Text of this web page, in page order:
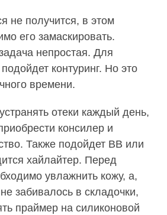
не получится, в этом
его замаскировать.
непростая. Для
контуринг. Но это
времени.
отеки каждый день,
консилер и
Также подойдет ВВ или
хайлайтер. Перед
увлажнить кожу, а,
забивалось в складочки,
праймер на силиконовой